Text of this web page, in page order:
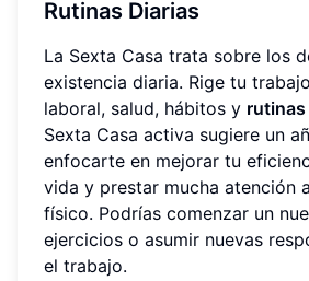
Rutinas Diarias
La Sexta Casa trata sobre los
existencia diaria. Rige tu
laboral, salud, hábitos y rutinas
Sexta Casa activa sugiere un
enfocarte en mejorar tu
vida y prestar mucha atención
físico. Podrías comenzar un
ejercicios o asumir nuevas
el trabajo.